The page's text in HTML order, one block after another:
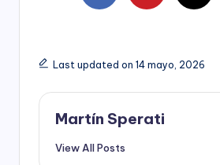
Last updated on 14 mayo, 2026
Martín Sperati
View All Posts